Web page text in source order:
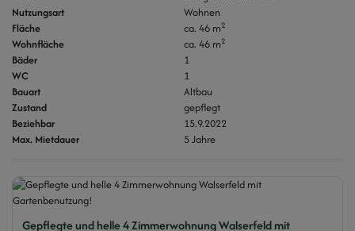
Nutzungsart
Wohnen
Fläche
ca. 46 m2
Wohnfläche ca. 46 m2
Bäder
1
WC
1
Bauart
Altbau
Zustand
gepflegt
Beziehbar
15.9.2022
Max. Mietdauer
5 Jahre
Gepflegte und helle 4 Zimmerwohnung Walserfeld mit